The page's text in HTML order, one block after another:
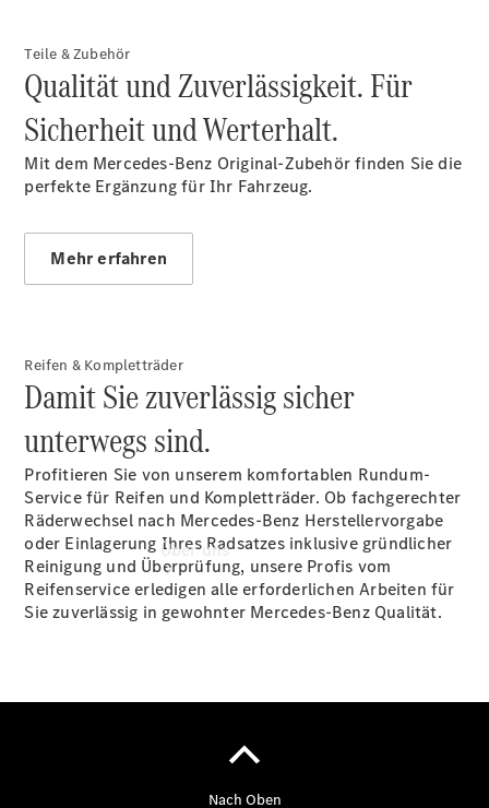
Werkstatt
Rückrufe &
Umrüstungen
Warnung: Betrug
beim
Gebrauchtwagenkauf
Reisemobile
Finanzdienste
Über uns
Teile & Zubehör
Qualität und Zuverlässigkeit. Für
Sicherheit und Werterhalt.
Mit dem Mercedes-Benz Original-Zubehör finden Sie die
perfekte Ergänzung für Ihr Fahrzeug.
Mehr erfahren
Reifen & Kompletträder
Damit Sie zuverlässig sicher
unterwegs sind.
Profitieren Sie von unserem komfortablen Rundum-
Service für Reifen und Kompletträder. Ob fachgerechter
Räderwechsel nach Mercedes-Benz Herstellervorgabe
oder Einlagerung Ihres Radsatzes inklusive gründlicher
Reinigung und Überprüfung, unsere Profis vom
Reifenservice erledigen alle erforderlichen Arbeiten für
Sie zuverlässig in gewohnter Mercedes-Benz Qualität.